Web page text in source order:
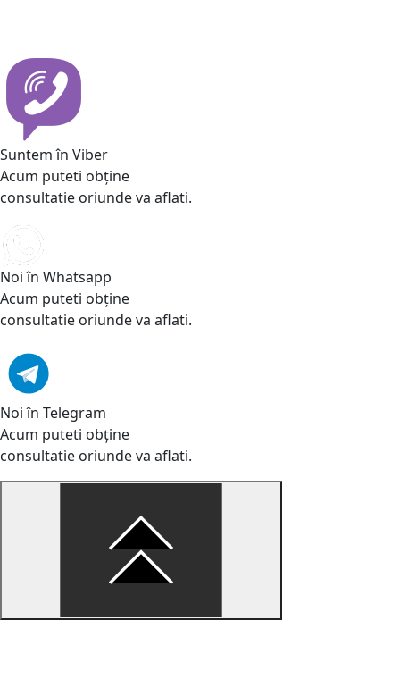
Suntem în Viber
Acum puteti obține
consultatie oriunde va aflati.
Noi în Whatsapp
Acum puteti obține
consultatie oriunde va aflati.
Noi în Telegram
Acum puteti obține
consultatie oriunde va aflati.